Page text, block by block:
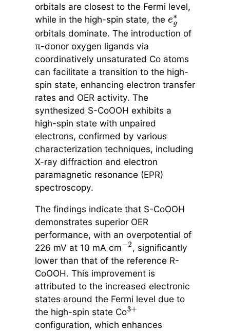
orbitals are closest to the Fermi level,
while in the high-spin state, the eg
orbitals dominate. The introduction of
π-donor oxygen ligands via
coordinatively unsaturated Co atoms
can facilitate a transition to the high-
spin state, enhancing electron transfer
rates and OER activity. The
synthesized S-CoOOH exhibits a
high-spin state with unpaired
electrons, confirmed by various
characterization techniques, including
X-ray diffraction and electron
paramagnetic resonance (EPR)
spectroscopy.
The findings indicate that S-CoOOH
demonstrates superior OER
performance, with an overpotential of
226 mV at 10 mA cm−2, significantly
lower than that of the reference R-
CoOOH. This improvement is
attributed to the increased electronic
states around the Fermi level due to
the high-spin state Co3+
configuration, which enhances